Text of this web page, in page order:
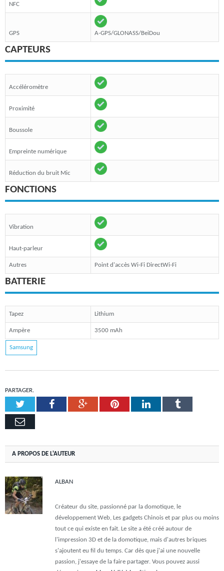
NFC
GPS A-GPS/GLONASS/BeiDou
CAPTEURS
Accéléromètre
Proximité
Boussole
Empreinte numérique
Réduction du bruit Mic
FONCTIONS
Vibration
Haut-parleur
Autres Point d'accès Wi-Fi DirectWi-Fi
BATTERIE
Tapez Lithium
Ampère 3500 mAh
Samsung
PARTAGER.
TwitterFacebookGoogle+PinterestLinkedInTumblr
Email
A PROPOS DE L'AUTEUR
ALBAN
Créateur du site, passionné par la domotique, le
développement Web, Les gadgets Chinois et par plus ou moins
tout ce qui existe en fait. Le site a été créé autour de
l'impression 3D et de la domotique, mais d'autres briques
s'ajoutent eu fil du temps. Car dès que j'ai une nouvelle
passion, j'essaye de la faire partager. Vous pouvez aussi